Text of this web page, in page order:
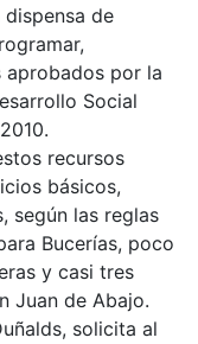
de
aprobados por la
Social
recursos
básicos,
según las reglas
Bucerías, poco
y casi tres
Juan de Abajo.
solicita al